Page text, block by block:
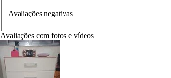
Avaliações negativas
Avaliações com fotos e vídeos